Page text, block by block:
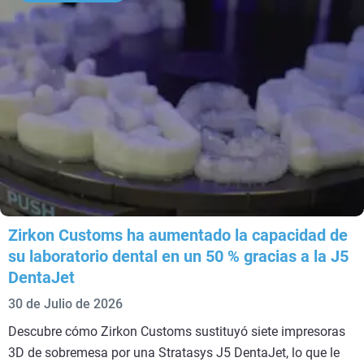
Zirkon Customs ha aumentado la capacidad de
su laboratorio dental en un 50 % gracias a la J5
DentaJet
30 de Julio de 2026
Descubre cómo Zirkon Customs sustituyó siete impresoras
3D de sobremesa por una Stratasys J5 DentaJet, lo que le